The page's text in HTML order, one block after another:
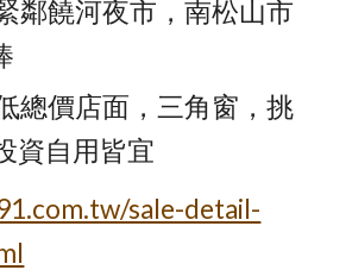
鄰饒河夜市，南松山市
總價店面，三角窗，挑
資自用皆宜
sale-detail-